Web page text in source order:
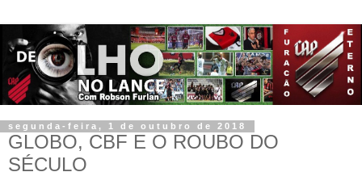
segunda-feira, 1 de outubro de 2018
GLOBO, CBF E O ROUBO DO
SÉCULO